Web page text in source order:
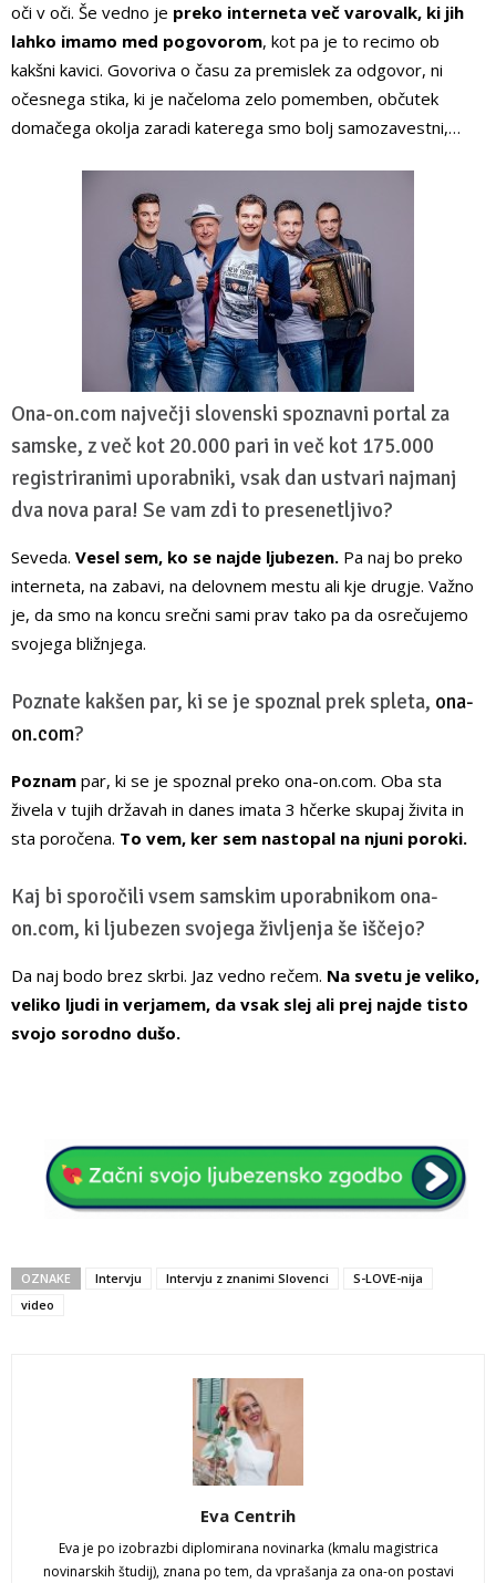
oči v oči. Še vedno je preko interneta več varovalk, ki jih
lahko imamo med pogovorom, kot pa je to recimo ob
kakšni kavici. Govoriva o času za premislek za odgovor, ni
očesnega stika, ki je načeloma zelo pomemben, občutek
domačega okolja zaradi katerega smo bolj samozavestni,…
Ona-on.com največji slovenski spoznavni portal za
samske, z več kot 20.000 pari in več kot 175.000
registriranimi uporabniki, vsak dan ustvari najmanj
dva nova para! Se vam zdi to presenetljivo?
Seveda. Vesel sem, ko se najde ljubezen. Pa naj bo preko
interneta, na zabavi, na delovnem mestu ali kje drugje. Važno
je, da smo na koncu srečni sami prav tako pa da osrečujemo
svojega bližnjega.
Poznate kakšen par, ki se je spoznal prek spleta, ona-
on.com?
Poznam par, ki se je spoznal preko ona-on.com. Oba sta
živela v tujih državah in danes imata 3 hčerke skupaj živita in
sta poročena. To vem, ker sem nastopal na njuni poroki.
Kaj bi sporočili vsem samskim uporabnikom ona-
on.com, ki ljubezen svojega življenja še iščejo?
Da naj bodo brez skrbi. Jaz vedno rečem. Na svetu je veliko,
veliko ljudi in verjamem, da vsak slej ali prej najde tisto
svojo sorodno dušo.
OZNAKE Intervju Intervju z znanimi Slovenci
S-LOVE-nija
video
Eva Centrih
Eva je po izobrazbi diplomirana novinarka (kmalu magistrica
novinarskih študij), znana po tem, da vprašanja za ona-on postavi